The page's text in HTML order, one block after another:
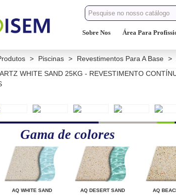
Sobre Nos Área Para
> Piscinas > Revestimentos Para A Base >
Gama de colores
AQ WHITE SAND AQ DESERT SAND AQ